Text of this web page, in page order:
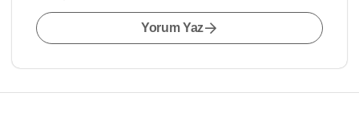
Yorum Yaz